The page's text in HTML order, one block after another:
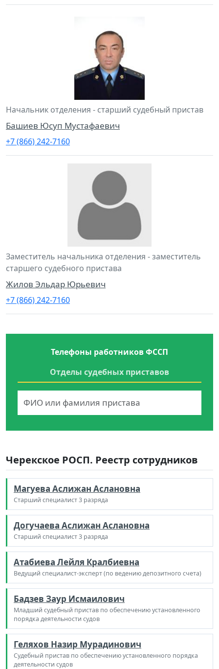
Начальник отделения - старший судебный пристав
Башиев Юсуп Мустафаевич
+7 (866) 242-7160
Заместитель начальника отделения - заместитель
старшего судебного пристава
Жилов Эльдар Юрьевич
+7 (866) 242-7160
Телефоны работников ФССП
Отделы судебных приставов
Черекское РОСП. Реестр сотрудников
Магуева Аслижан Аслановна
Старший специалист 3 разряда
Догучаева Аслижан Аслановна
Старший специалист 3 разряда
Атабиева Лейля Кралбиевна
Ведущий специалист-эксперт (по ведению депозитного счета)
Бадзев Заур Исмаилович
Младший судебный пристав по обеспечению установленного
порядка деятельности судов
Геляхов Назир Мурадинович
Судебный пристав по обеспечению установленного порядка
деятельности судов